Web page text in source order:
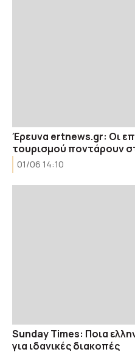
Έρευνα ertnews.gr: Οι
τουρισμού ποντάρουν
01/06 14:10
Sunday Times: Ποια
για ιδανικές διακοπές